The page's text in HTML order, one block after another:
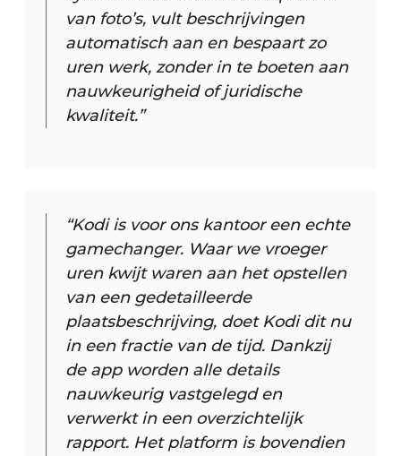
van foto’s, vult beschrijvingen
automatisch aan en bespaart zo
uren werk, zonder in te boeten aan
nauwkeurigheid of juridische
kwaliteit.”
“Kodi is voor ons kantoor een echte
gamechanger. Waar we vroeger
uren kwijt waren aan het opstellen
van een gedetailleerde
plaatsbeschrijving, doet Kodi dit nu
in een fractie van de tijd. Dankzij
de app worden alle details
nauwkeurig vastgelegd en
verwerkt in een overzichtelijk
rapport. Het platform is bovendien